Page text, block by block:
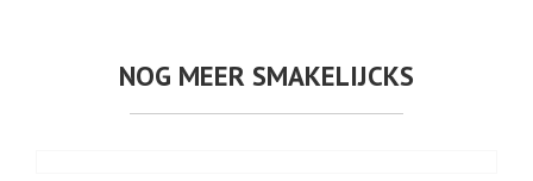
NOG MEER SMAKELIJCKS